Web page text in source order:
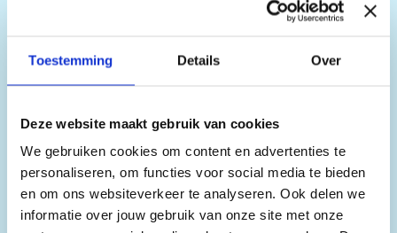
Toestemming Details Over
Deze website maakt gebruik van cookies
We gebruiken cookies om content en advertenties te
personaliseren, om functies voor social media te bieden
en om ons websiteverkeer te analyseren. Ook delen we
informatie over jouw gebruik van onze site met onze